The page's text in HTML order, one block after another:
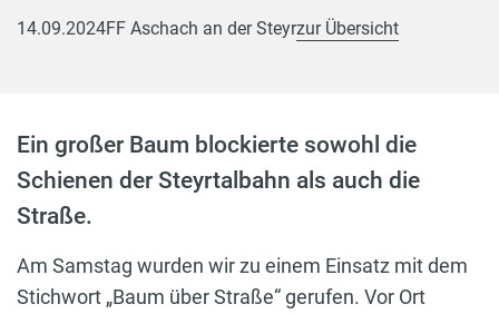
14.09.2024FF Aschach an der Steyrzur Übersicht
Ein großer Baum blockierte sowohl die
Schienen der Steyrtalbahn als auch die
Straße.
Am Samstag wurden wir zu einem Einsatz mit dem
Stichwort „Baum über Straße“ gerufen. Vor Ort